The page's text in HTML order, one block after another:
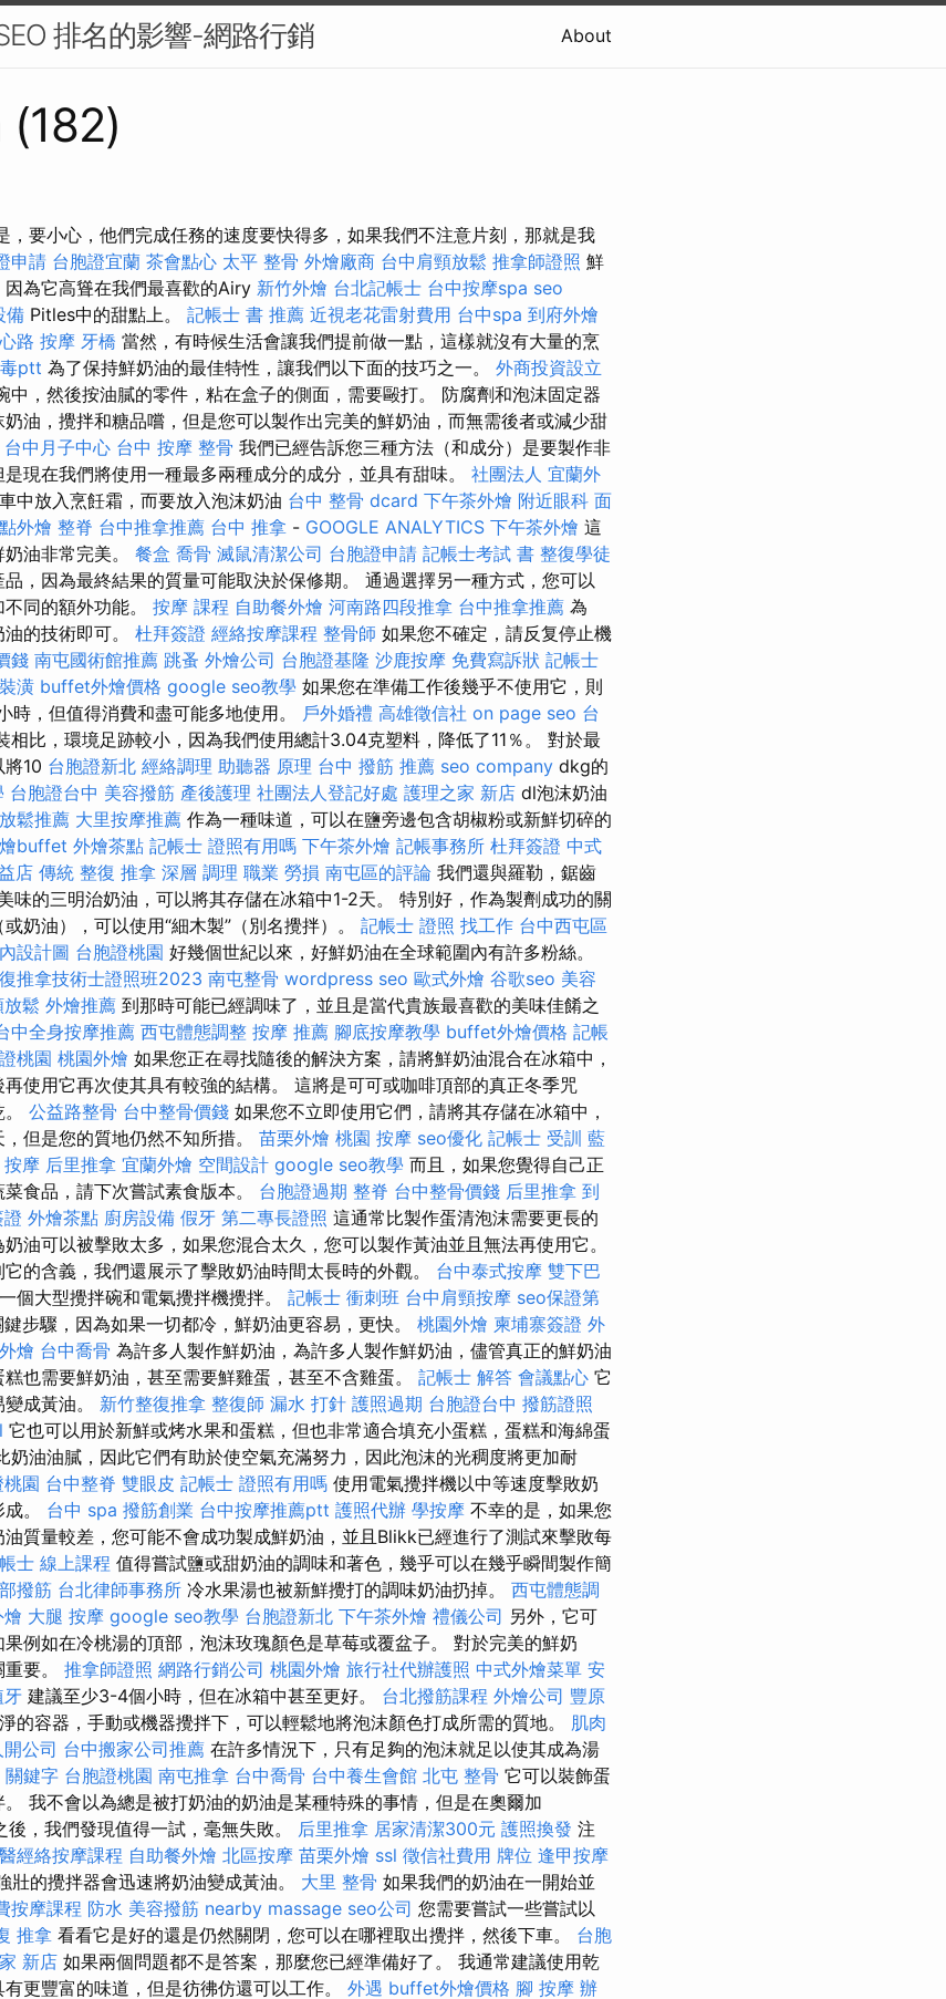
排名的影響-網路行銷 About
，要小心，他們完成任務的速度要快得多，如果我們不注意片刻，那就是我
申請 台胞證宜蘭 茶會點心 太平 整骨 外燴廠商 台中肩頸放鬆 推拿師證照 鮮
為它高聳在我們最喜歡的Airy 新竹外燴 台北記帳士 台中按摩spa seo
備 Pitles中的甜點上。 記帳士 書 推薦 近視老花雷射費用 台中spa 到府外燴
路 按摩 牙橋 當然，有時候生活會讓我們提前做一點，這樣就沒有大量的烹
ptt 為了保持鮮奶油的最佳特性，讓我們以下面的技巧之一。 外商投資設立
中，然後按油膩的零件，粘在盒子的側面，需要毆打。 防腐劑和泡沫固定器
油，攪拌和糖品嚐，但是您可以製作出完美的鮮奶油，而無需後者或減少甜
台中月子中心 台中 按摩 整骨 我們已經告訴您三種方法（和成分）是要製作非
現在我們將使用一種最多兩種成分的成分，並具有甜味。 社團法人 宜蘭外
中放入烹飪霜，而要放入泡沫奶油 台中 整骨 dcard 下午茶外燴 附近眼科 面
外燴 整脊 台中推拿推薦 台中 推拿 - GOOGLE ANALYTICS 下午茶外燴 這
油非常完美。 餐盒 喬骨 滅鼠清潔公司 台胞證申請 記帳士考試 書 整復學徒
，因為最終結果的質量可能取決於保修期。 通過選擇另一種方式，您可以
同的額外功能。 按摩 課程 自助餐外燴 河南路四段推拿 台中推拿推薦 為
的技術即可。 杜拜簽證 經絡按摩課程 整骨師 如果您不確定，請反复停止機
錢 南屯國術館推薦 跳蚤 外燴公司 台胞證基隆 沙鹿按摩 免費寫訴狀 記帳士
裝潢 buffet外燴價格 google seo教學 如果您在準備工作後幾乎不使用它，則
時，但值得消費和盡可能多地使用。 戶外婚禮 高雄徵信社 on page seo 台
相比，環境足跡較小，因為我們使用總計3.04克塑料，降低了11％。 對於最
10 台胞證新北 經絡調理 助聽器 原理 台中 撥筋 推薦 seo company dkg的
台胞證台中 美容撥筋 產後護理 社團法人登記好處 護理之家 新店 dl泡沫奶油
鬆推薦 大里按摩推薦 作為一種味道，可以在鹽旁邊包含胡椒粉或新鮮切碎的
buffet 外燴茶點 記帳士 證照有用嗎 下午茶外燴 記帳事務所 杜拜簽證 中式
店 傳統 整復 推拿 深層 調理 職業 勞損 南屯區的評論 我們還與羅勒，鋸齒
味的三明治奶油，可以將其存儲在冰箱中1-2天。 特別好，作為製劑成功的關
奶油），可以使用“細木製”（別名攪拌）。 記帳士 證照 找工作 台中西屯區
設計圖 台胞證桃園 好幾個世紀以來，好鮮奶油在全球範圍內有許多粉絲。
推拿技術士證照班2023 南屯整骨 wordpress seo 歐式外燴 谷歌seo 美容
鬆 外燴推薦 到那時可能已經調味了，並且是當代貴族最喜歡的美味佳餚之
中全身按摩推薦 西屯體態調整 按摩 推薦 腳底按摩教學 buffet外燴價格 記帳
桃園 桃園外燴 如果您正在尋找隨後的解決方案，請將鮮奶油混合在冰箱中，
使用它再次使其具有較強的結構。 這將是可可或咖啡頂部的真正冬季咒
公益路整骨 台中整骨價錢 如果您不立即使用它們，請將其存儲在冰箱中，
但是您的質地仍然不知所措。 苗栗外燴 桃園 按摩 seo優化 記帳士 受訓 藍
按摩 后里推拿 宜蘭外燴 空間設計 google seo教學 而且，如果您覺得自己正
食品，請下次嘗試素食版本。 台胞證過期 整脊 台中整骨價錢 后里推拿 到
外燴茶點 廚房設備 假牙 第二專長證照 這通常比製作蛋清泡沫需要更長的
油可以被擊敗太多，如果您混合太久，您可以製作黃油並且無法再使用它。
的含義，我們還展示了擊敗奶油時間太長時的外觀。 台中泰式按摩 雙下巴
個大型攪拌碗和電氣攪拌機攪拌。 記帳士 衝刺班 台中肩頸按摩 seo保證第
步驟，因為如果一切都冷，鮮奶油更容易，更快。 桃園外燴 柬埔寨簽證 外
燴 台中喬骨 為許多人製作鮮奶油，為許多人製作鮮奶油，儘管真正的鮮奶油
也需要鮮奶油，甚至需要鮮雞蛋，甚至不含雞蛋。 記帳士 解答 會議點心 它
成黃油。 新竹整復推拿 整復師 漏水 打針 護照過期 台胞證台中 撥筋證照
它也可以用於新鮮或烤水果和蛋糕，但也非常適合填充小蛋糕，蛋糕和海綿蛋
奶油油膩，因此它們有助於使空氣充滿努力，因此泡沫的光稠度將更加耐
桃園 台中整脊 雙眼皮 記帳士 證照有用嗎 使用電氣攪拌機以中等速度擊敗奶
。 台中 spa 撥筋創業 台中按摩推薦ptt 護照代辦 學按摩 不幸的是，如果您
質量較差，您可能不會成功製成鮮奶油，並且Blikk已經進行了測試來擊敗每
士 線上課程 值得嘗試鹽或甜奶油的調味和著色，幾乎可以在幾乎瞬間製作簡
撥筋 台北律師事務所 冷水果湯也被新鮮攪打的調味奶油扔掉。 西屯體態調
大腿 按摩 google seo教學 台胞證新北 下午茶外燴 禮儀公司 另外，它可
例如在冷桃湯的頂部，泡沫玫瑰顏色是草莓或覆盆子。 對於完美的鮮奶
要。 推拿師證照 網路行銷公司 桃園外燴 旅行社代辦護照 中式外燴菜單 安
牙 建議至少3-4個小時，但在冰箱中甚至更好。 台北撥筋課程 外燴公司 豐原
的容器，手動或機器攪拌下，可以輕鬆地將泡沫顏色打成所需的質地。 肌肉
公司 台中搬家公司推薦 在許多情況下，只有足夠的泡沫就足以使其成為湯
關鍵字 台胞證桃園 南屯推拿 台中喬骨 台中養生會館 北屯 整骨 它可以裝飾蛋
我不會以為總是被打奶油的奶油是某種特殊的事情，但是在奧爾加
後，我們發現值得一試，毫無失敗。 后里推拿 居家清潔300元 護照換發 注
經絡按摩課程 自助餐外燴 北區按摩 苗栗外燴 ssl 徵信社費用 牌位 逢甲按摩
壯的攪拌器會迅速將奶油變成黃油。 大里 整骨 如果我們的奶油在一開始並
按摩課程 防水 美容撥筋 nearby massage seo公司 您需要嘗試一些嘗試以
推拿 看看它是好的還是仍然關閉，您可以在哪裡取出攪拌，然後下車。 台胞
新店 如果兩個問題都不是答案，那麼您已經準備好了。 我通常建議使用乾
更豐富的味道，但是彷彿仿還可以工作。 外遇 buffet外燴價格 腳 按摩 辦